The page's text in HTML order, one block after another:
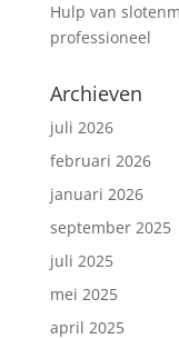
Hulp van
professioneel
Archieven
juli 2026
februari 2026
januari 2026
september 2025
juli 2025
mei 2025
april 2025